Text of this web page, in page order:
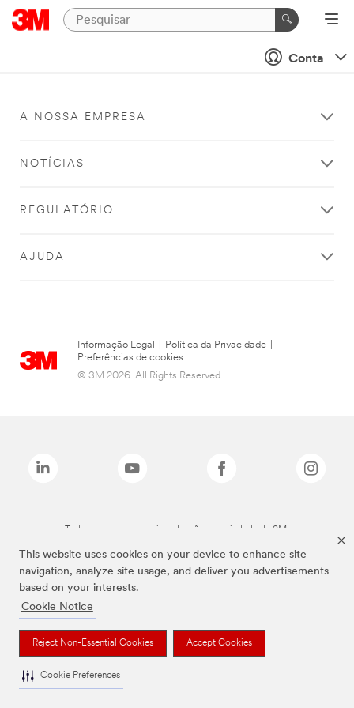
This website uses cookies on your device to enhance site
navigation, analyze site usage, and deliver you advertisements
based on your interests.
Cookie Notice
Reject Non-Essential Cookies Accept Cookies
Cookie Preferences
Conta
A NOSSA EMPRESA
NOTÍCIAS
REGULATÓRIO
AJUDA
Informação Legal Política da Privacidade
Preferências de cookies
© 3M 2026. All Rights Reserved.
Todas as marcas mencionadas são propriedade da 3M.